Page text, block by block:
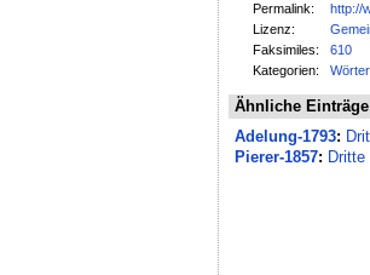
Permalink:
http://
Lizenz:
Faksimiles:
610
Kategorien:
Ähnliche
Adelung-1793:
Pierer-1857: